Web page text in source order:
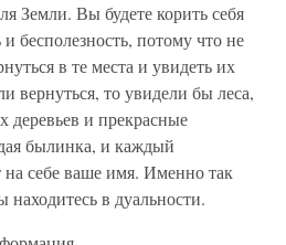
Земли. Вы будете корить себя
и бесполезность, потому что не
в те места и увидеть их
вернуться, то увидели бы леса,
деревьев и прекрасные
былинка, и каждый
на себе ваше имя. Именно так
находитесь в дуальности.